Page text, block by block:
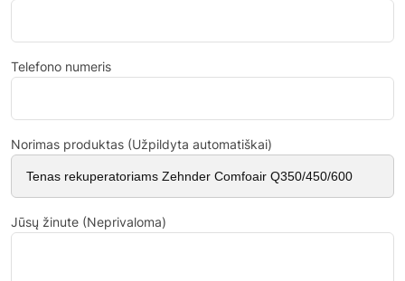
Telefono numeris
Norimas produktas (Užpildyta automatiškai)
Jūsų žinute (Neprivaloma)